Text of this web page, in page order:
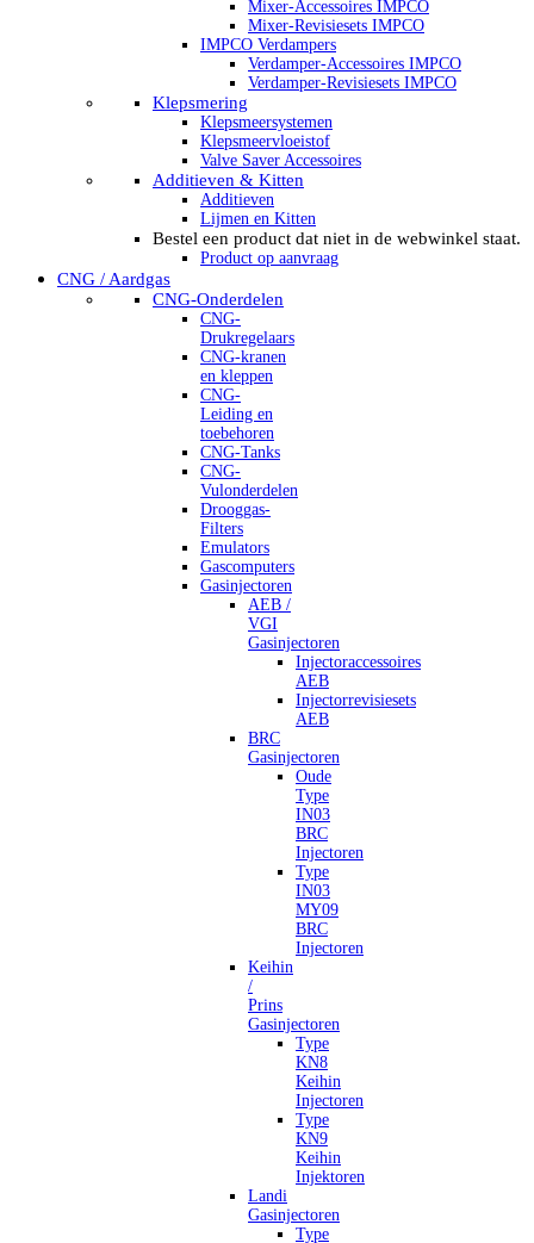
Mixer-Accessoires IMPCO
Mixer-Revisiesets IMPCO
IMPCO Verdampers
Verdamper-Accessoires IMPCO
Verdamper-Revisiesets IMPCO
Klepsmering
Klepsmeersystemen
Klepsmeervloeistof
Valve Saver Accessoires
Additieven & Kitten
Additieven
Lijmen en Kitten
Bestel een product dat niet in de webwinkel staat.
Product op aanvraag
CNG / Aardgas
CNG-Onderdelen
CNG-
Drukregelaars
CNG-kranen
en kleppen
CNG-
Leiding en
toebehoren
CNG-Tanks
CNG-
Vulonderdelen
Drooggas-
Filters
Emulators
Gascomputers
Gasinjectoren
AEB /
VGI
Gasinjectoren
Injectoraccessoires
AEB
Injectorrevisiesets
AEB
BRC
Gasinjectoren
Oude
Type
IN03
BRC
Injectoren
Type
IN03
MY09
BRC
Injectoren
Keihin
/
Prins
Gasinjectoren
Type
KN8
Keihin
Injectoren
Type
KN9
Keihin
Injektoren
Landi
Gasinjectoren
Type